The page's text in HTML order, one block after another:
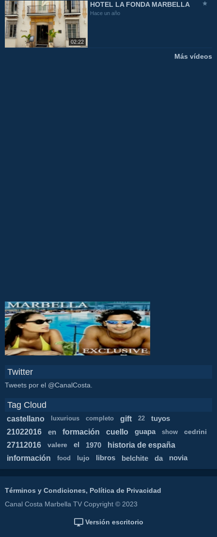
02:22
HOTEL LA FONDA MARBELLA
Hace un año
Más vídeos
Twitter
Tweets por el @CanalCosta.
Tag Cloud
castellano luxurious completo gift 22 tuyos
21022016 en formación cuello guapa show cedrini
27112016 valere el 1970
historia de españa
información
food lujo libros belchite da novia
Términos y Condiciones, Política de Privacidad
Canal Costa Marbella TV Copyright © 2023
Versión escritorio